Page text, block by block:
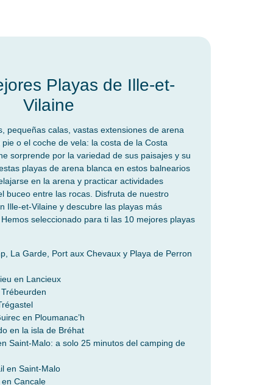
Playas de Ille-et-
Vilaine
pequeñas calas, vastas extensiones de arena
o el coche de vela: la costa de la Costa
sorprende por la variedad de sus paisajes y su
playas de arena blanca en estos balnearios
en la arena y practicar actividades
buceo entre las rocas. Disfruta de nuestro
Ille-et-Vilaine y descubre las playas más
seleccionado para ti las 10 mejores playas
La Garde, Port aux Chevaux y Playa de Perron
en Lancieux
en Ploumanac’h
en la isla de Bréhat
Saint-Malo: a solo 25 minutos del camping de
en Saint-Malo
Cancale